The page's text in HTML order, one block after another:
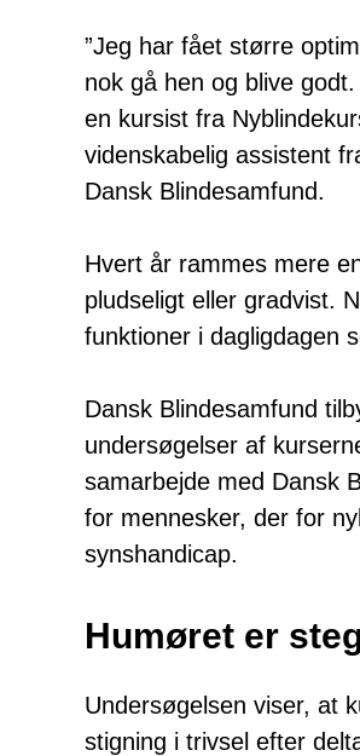
”Jeg har fået større
nok gå hen og blive
en kursist fra
videnskabelig assistent
Dansk Blindesamfund.
Hvert år rammes mere
pludseligt eller gradvist.
funktioner i dagligdagen
Dansk Blindesamfund
undersøgelser af
samarbejde med Dansk
for mennesker, der for
synshandicap.
Humøret er
Undersøgelsen viser, at
stigning i trivsel efter